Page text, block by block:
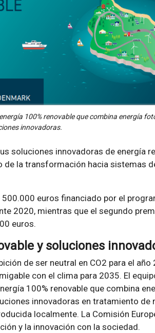
100% renovable que combina energía
innovadoras.
soluciones innovadoras de energía
la transformación hacia sistemas
euros financiado por el
2020, mientras que el segundo
euros.
y soluciones
de ser neutral en CO2 para el
con el clima para 2035. El
100% renovable que combina
innovadoras en tratamiento de
localmente. La Comisión
y la innovación con la sociedad.